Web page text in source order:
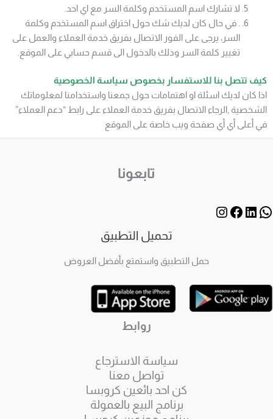
لا تشارك اسم المستخدم وكلمة السر مع اي احد.
. في حال كان لديك شك حول اختراق اسم المستخدم وكلمة
السر، يرجى على الفور الاتصال بفريق خدمة العملاء والعمل على
تغيير كلمة السر وذلك بالدخول الى قسم حسابي على الموقع.
كيف تتصل بنا للاستفسار بخصوص سياسة الخصوصية
اذا كان لديك اسئلة او اهتمامات حول جمعنا واستخدامنا لمعلوماتك
الشخصية ,الرجاء الاتصال بفريق خدمة العملاء على رابط “دعم العملاء”
في أعلى أي أي صفحة ويب خاصة على الموقع
تابعونا
تحميل التطبيق
حمل التطبيق واستمتع بأفضل العروض
روابط
سياسة الاسترجاع
تواصل معنا
كن احد بائعين كروبسا
برنامج البيع بالعمولة